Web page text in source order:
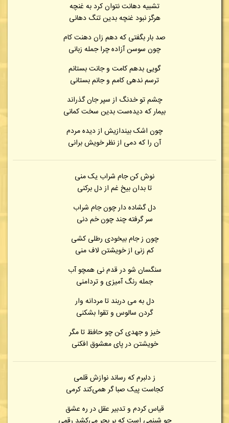
تشبیه دهانت نتوان کرد به غنچه
هرگز نبود غنچه بدین تنگ دهانی
صد بار بگفتی که دهم زان دهنت کام
چون سوسن آزاده چرا جمله زبانی
گویی بدهم کامت و جانت بستانم
ترسم ندهی کامم و جانم بستانی
چشم تو خدنگ از سپر جان گذراند
بیمار که دیده‌ست بدین سخت کمانی
چون اشک بیندازیش از دیده مردم
آن را که دمی از نظر خویش برانی
نوش کن جام شراب یک منی
تا بدان بیخ غم از دل برکنی
دل گشاده دار چون جام شراب
سر گرفته چند چون خم دنی
چون ز جام بیخودی رطلی کشی
کم زنی از خویشتن لاف منی
سنگسان شو در قدم نی همچو آب
جمله رنگ آمیزی و تردامنی
دل به می دربند تا مردانه وار
گردن سالوس و تقوا بشکنی
خیز و جهدی کن چو حافظ تا مگر
خویشتن در پای معشوق افکنی
ز دلبرم که رساند نوازش قلمی
کجاست پیک صبا گر همی‌کند کرمی
قیاس کردم و تدبیر عقل در ره عشق